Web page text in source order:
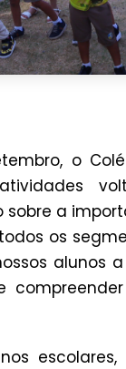
o
a
os
alunos